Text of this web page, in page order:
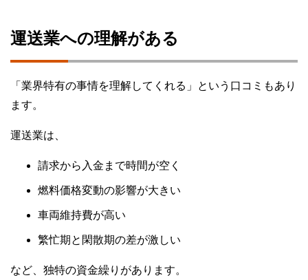
運送業への理解がある
「業界特有の事情を理解してくれる」という口コミもあり
ます。
運送業は、
請求から入金まで時間が空く
燃料価格変動の影響が大きい
車両維持費が高い
繁忙期と閑散期の差が激しい
など、独特の資金繰りがあります。